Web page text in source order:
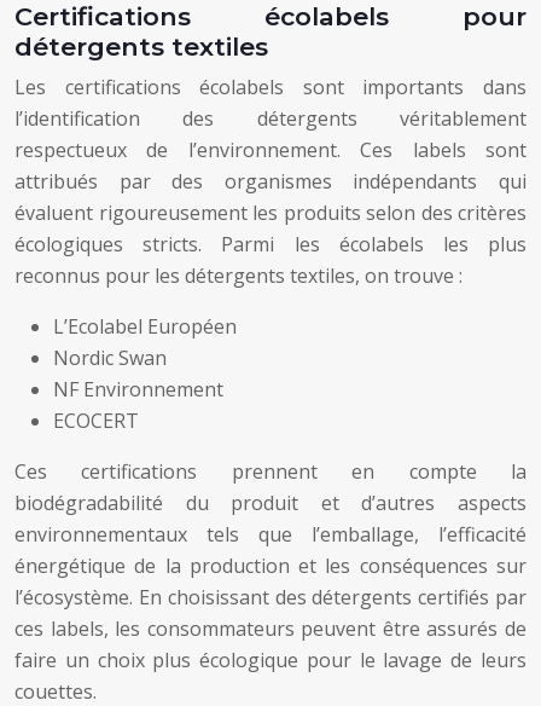
Certifications écolabels pour
détergents textiles
Les certifications écolabels sont importants dans
l’identification des détergents véritablement
respectueux de l’environnement. Ces labels sont
attribués par des organismes indépendants qui
évaluent rigoureusement les produits selon des critères
écologiques stricts. Parmi les écolabels les plus
reconnus pour les détergents textiles, on trouve :
L’Ecolabel Européen
Nordic Swan
NF Environnement
ECOCERT
Ces certifications prennent en compte la
biodégradabilité du produit et d’autres aspects
environnementaux tels que l’emballage, l’efficacité
énergétique de la production et les conséquences sur
l’écosystème. En choisissant des détergents certifiés par
ces labels, les consommateurs peuvent être assurés de
faire un choix plus écologique pour le lavage de leurs
couettes.